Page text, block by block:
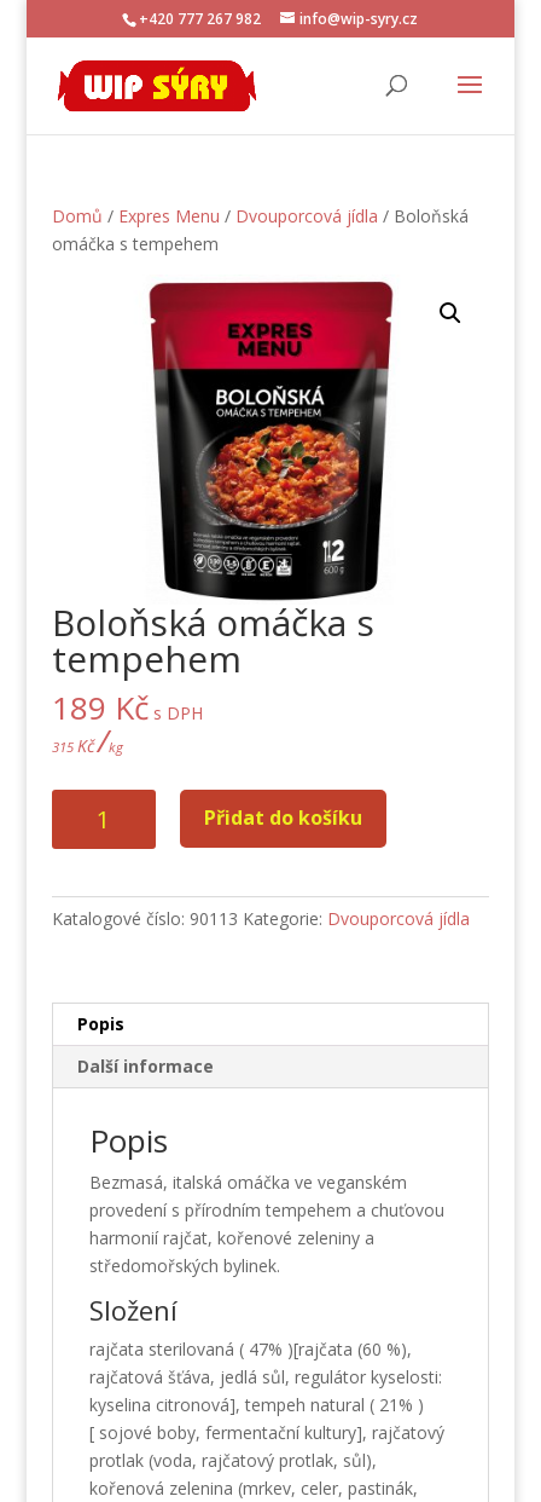
+420 777 267 982 info@wip-syry.cz
Domů / Expres Menu / Dvouporcová jídla / Boloňská
omáčka s tempehem
Boloňská omáčka s
tempehem
189 Kč s DPH
315 Kč/kg
omáčka
množství
Přidat do košíku
Katalogové číslo: 90113 Kategorie: Dvouporcová jídla
Popis
Další informace
Popis
Bezmasá, italská omáčka ve veganském
provedení s přírodním tempehem a chuťovou
harmonií rajčat, kořenové zeleniny a
středomořských bylinek.
Složení
rajčata sterilovaná ( 47% )[rajčata (60 %),
rajčatová šťáva, jedlá sůl, regulátor kyselosti:
kyselina citronová], tempeh natural ( 21% )
[ sojové boby, fermentační kultury], rajčatový
protlak (voda, rajčatový protlak, sůl),
kořenová zelenina (mrkev, celer, pastinák,